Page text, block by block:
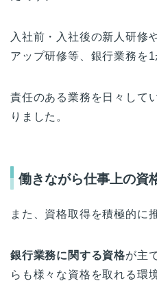
入社前・入社後の新人研修
アップ研修等、銀行業務を1
責任のある業務を日々して
りました。
働きながら仕事上の資
また、資格取得を積極的に
銀行業務に関する資格が主
らも様々な資格を取れる環